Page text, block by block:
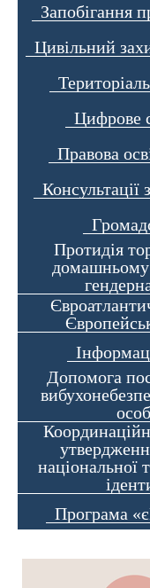
Запобігання
Цивільний
Цифрове
Правова
Консультації
Протидія
домашньому
Допомога
національної
Програма